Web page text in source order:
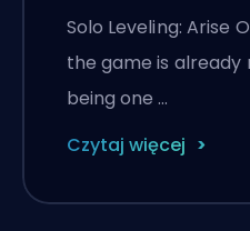
Solo Leveling: Arise
the game is already
being one …
Czytaj więcej